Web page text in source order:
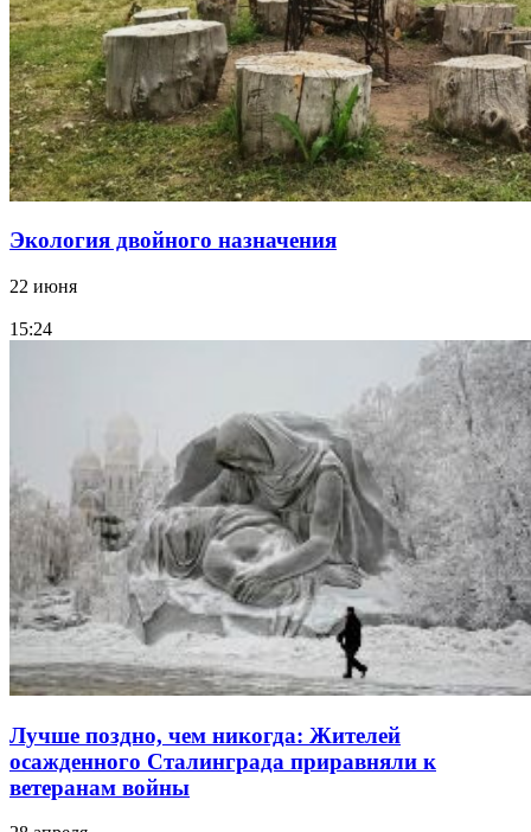
Экология двойного назначения
22 июня
15:24
Лучше поздно, чем никогда: Жителей
осажденного Сталинграда приравняли к
ветеранам войны